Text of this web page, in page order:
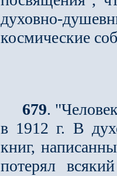
духовно-
космические
679.
в 1912 г. В
книг,
потерял